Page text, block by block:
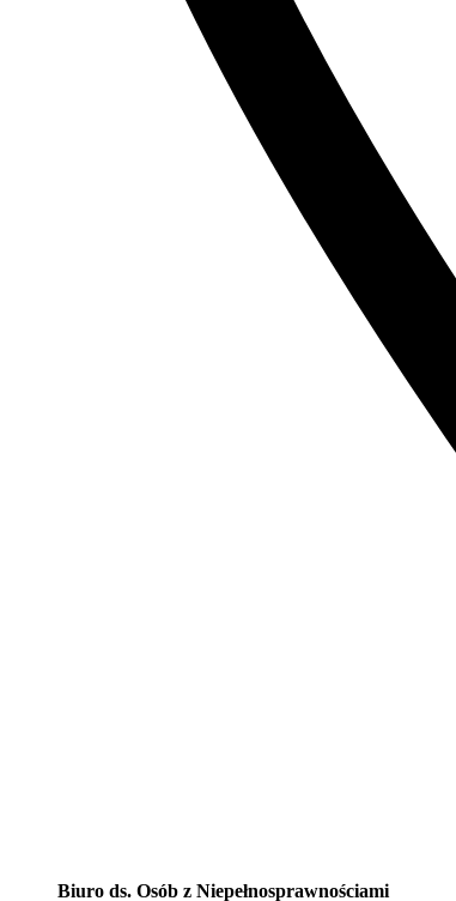
Biuro ds. Osób z Niepełnosprawnościami